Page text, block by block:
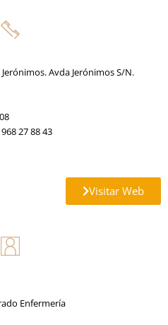
Avda Jerónimos S/N.
27 88 43
Visitar Web
Enfermería